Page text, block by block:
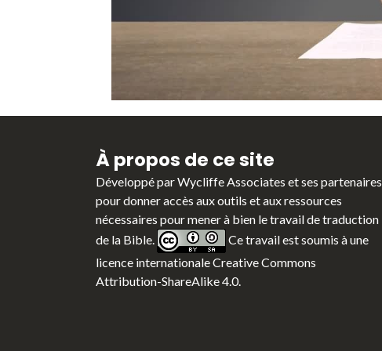
À propos de ce site
Développé parWycliffe Associates et ses partenaires
pour donner accès aux outils et aux ressources
nécessaires pour mener à bien le travail de traduction
de la Bible.
Ce travail est soumis à une
licence internationale Creative Commons
Attribution-ShareAlike 4.0.